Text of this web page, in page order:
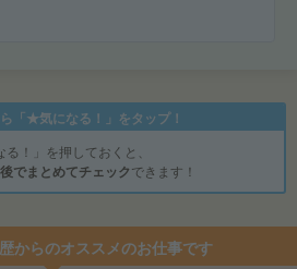
「★気になる！」をタップ！
る！」を押しておくと、
後でまとめてチェックできます！
からのオススメのお仕事です